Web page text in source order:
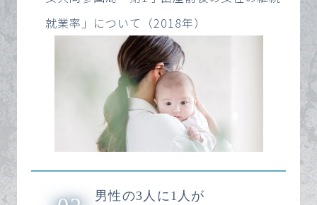
就業率」について（2018年）
男性の3人に1人が